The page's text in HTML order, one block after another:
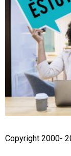
Copyright 2000-